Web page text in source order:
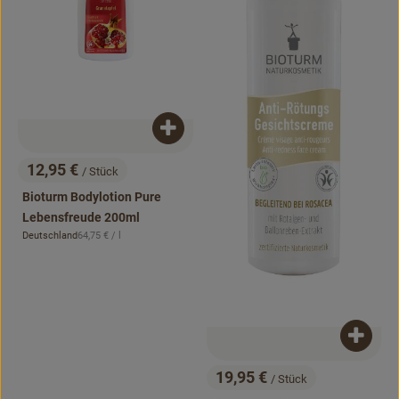
, Preis:
12,95 € / Stück
Bioturm Bodylotion Pure
Lebensfreude 200ml
, Herkunft:
Deutschland, Referenzpreis:
64,75 € / l
Produkt zum Warenkorb hinzufügen
, Preis:
19,95 € / Stück